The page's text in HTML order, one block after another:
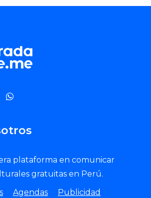
plataforma en comunicar
gratuitas en Perú.
Agendas Publicidad